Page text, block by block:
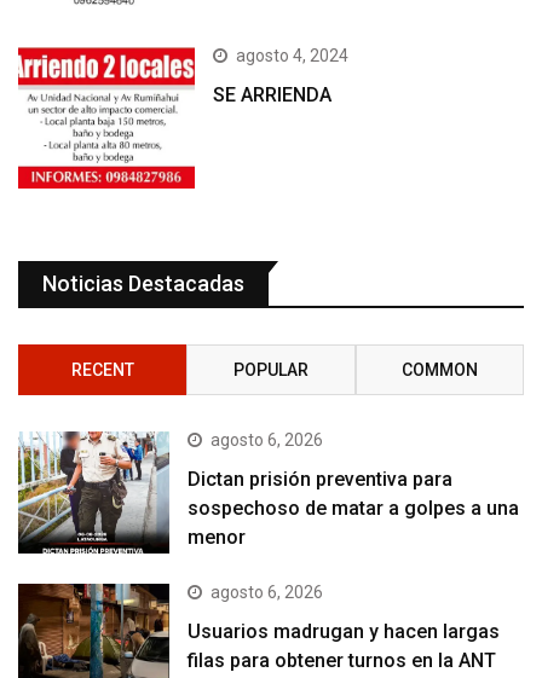
agosto 4, 2024
SE ARRIENDA
Noticias Destacadas
RECENT POPULAR COMMON
agosto 6, 2026
Dictan prisión preventiva para
sospechoso de matar a golpes a una
menor
agosto 6, 2026
Usuarios madrugan y hacen largas
filas para obtener turnos en la ANT